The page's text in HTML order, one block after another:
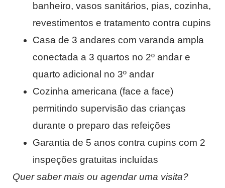
banheiro, vasos sanitários, pias, cozinha,
revestimentos e tratamento contra cupins
Casa de 3 andares com varanda ampla
conectada a 3 quartos no 2º andar e
quarto adicional no 3º andar
Cozinha americana (face a face)
permitindo supervisão das crianças
durante o preparo das refeições
Garantia de 5 anos contra cupins com 2
inspeções gratuitas incluídas
Quer saber mais ou agendar uma visita?